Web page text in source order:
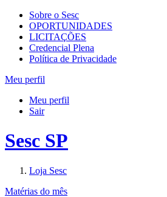
Sobre o Sesc
OPORTUNIDADES
LICITAÇÕES
Credencial Plena
Política de Privacidade
Meu perfil
Meu perfil
Sair
Sesc SP
Loja Sesc
Matérias do mês